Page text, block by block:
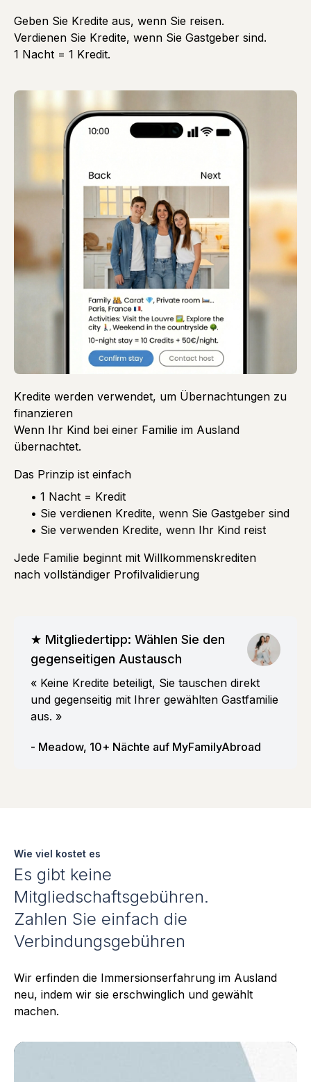
Geben Sie Kredite aus, wenn Sie reisen.
Verdienen Sie Kredite, wenn Sie Gastgeber sind.
1 Nacht = 1 Kredit.
Kredite werden verwendet, um Übernachtungen zu
finanzieren
Wenn Ihr Kind bei einer Familie im Ausland
übernachtet.
Das Prinzip ist einfach
• 1 Nacht = Kredit
• Sie verdienen Kredite, wenn Sie Gastgeber sind
• Sie verwenden Kredite, wenn Ihr Kind reist
Jede Familie beginnt mit Willkommenskrediten
nach vollständiger Profilvalidierung
★ Mitgliedertipp: Wählen Sie den
gegenseitigen Austausch
« Keine Kredite beteiligt, Sie tauschen direkt
und gegenseitig mit Ihrer gewählten Gastfamilie
aus. »
- Meadow, 10+ Nächte auf MyFamilyAbroad
Wie viel kostet es
Es gibt keine
Mitgliedschaftsgebühren.
Zahlen Sie einfach die
Verbindungsgebühren
Wir erfinden die Immersionserfahrung im Ausland
neu, indem wir sie erschwinglich und gewählt
machen.